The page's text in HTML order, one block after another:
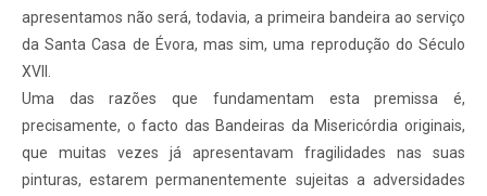
apresentamos não será, todavia, a primeira bandeira ao serviço
da Santa Casa de Évora, mas sim, uma reprodução do Século
XVII.
Uma das razões que fundamentam esta premissa é,
precisamente, o facto das Bandeiras da Misericórdia originais,
que muitas vezes já apresentavam fragilidades nas suas
pinturas, estarem permanentemente sujeitas a adversidades